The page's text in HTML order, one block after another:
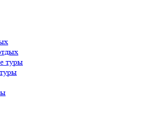
туры